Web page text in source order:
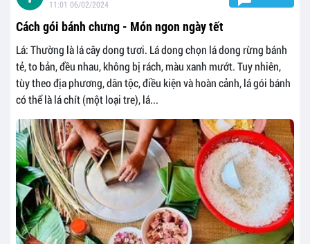
11:01 06/02/2024
Cách gói bánh chưng - Món ngon ngày tết
Lá: Thường là lá cây dong tươi. Lá dong chọn lá dong rừng bánh
tẻ, to bản, đều nhau, không bị rách, màu xanh mướt. Tuy nhiên,
tùy theo địa phương, dân tộc, điều kiện và hoàn cảnh, lá gói bánh
có thể là lá chít (một loại tre), lá...